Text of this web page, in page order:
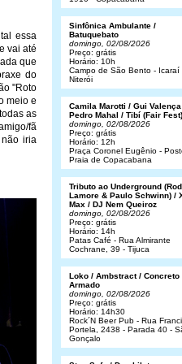
essa
vai até
que
do
"Roto
meio e
as
fã
iria
Sinfônica Ambulante /
Batuquebato
domingo, 02/08/2026
Preço: grátis
Horário: 10h
Campo de São Bento - Icaraí
Niterói
Camila Marotti / Gui
Pedro Mahal / Tibí (Fair Fest)
domingo, 02/08/2026
Preço: grátis
Horário: 12h
Praça Coronel Eugênio -
Praia de Copacabana
Tributo ao Underground
Lamore & Paulo Schwinn) /
Max / DJ Nem Queiroz
domingo, 02/08/2026
Preço: grátis
Horário: 14h
Patas Café - Rua Almirante
Cochrane, 39 - Tijuca
Loko / Ambstract / Concreto
Armado
domingo, 02/08/2026
Preço: grátis
Horário: 14h30
Rock´N Beer Pub - Rua
Portela, 2438 - Parada 40 -
Gonçalo